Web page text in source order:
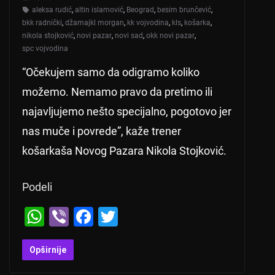
aleksa rudić, altin islamović, Beograd, besim brunčević,
bkk radnički, džamajkl morgan, kk vojvodina, kls, košarka,
nikola stojković, novi pazar, novi sad, okk novi pazar,
spc vojvodina
“Očekujem samo da odigramo koliko
možemo. Nemamo pravo da pretimo ili
najavljujemo nešto specijalno, pogotovo jer
nas muče i povrede”, kaže trener
košarkaša Novog Pazara Nikola Stojković.
Podeli
W
h
at
Vi
b
er
F
Opširnije